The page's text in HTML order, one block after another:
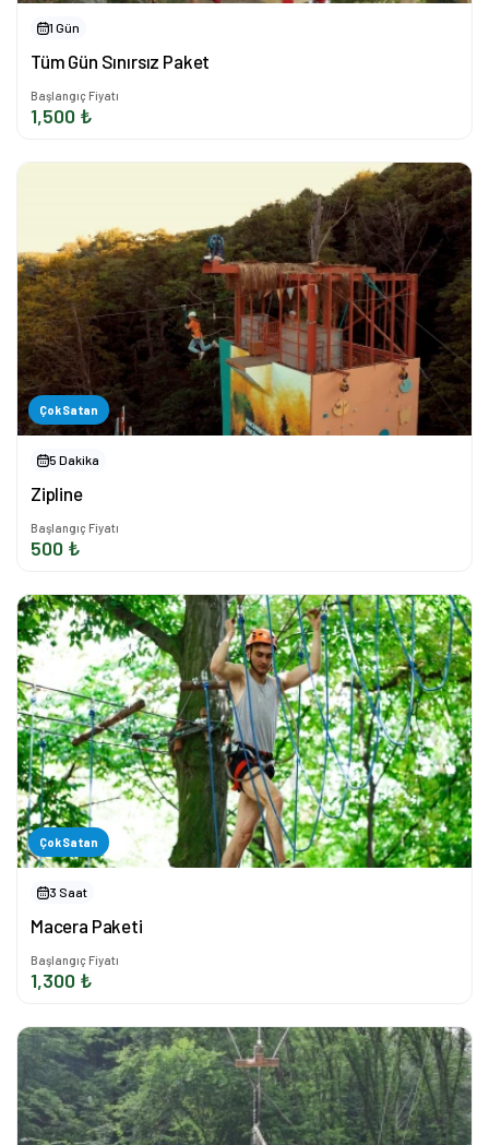
1 Gün
Tüm Gün Sınırsız Paket
Başlangıç Fiyatı
1,500 ₺
Çok Satan
5 Dakika
Zipline
Başlangıç Fiyatı
500 ₺
Çok Satan
3 Saat
Macera Paketi
Başlangıç Fiyatı
1,300 ₺